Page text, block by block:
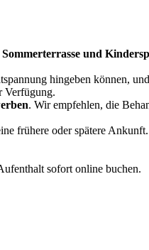
und
hingeben können,
Verfügung.
. Wir empfehlen, die
frühere oder spätere Ankunft.
sofort online buchen.